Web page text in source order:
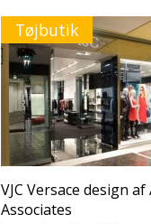
Tøjbutik
VJC Versace design af
Associates